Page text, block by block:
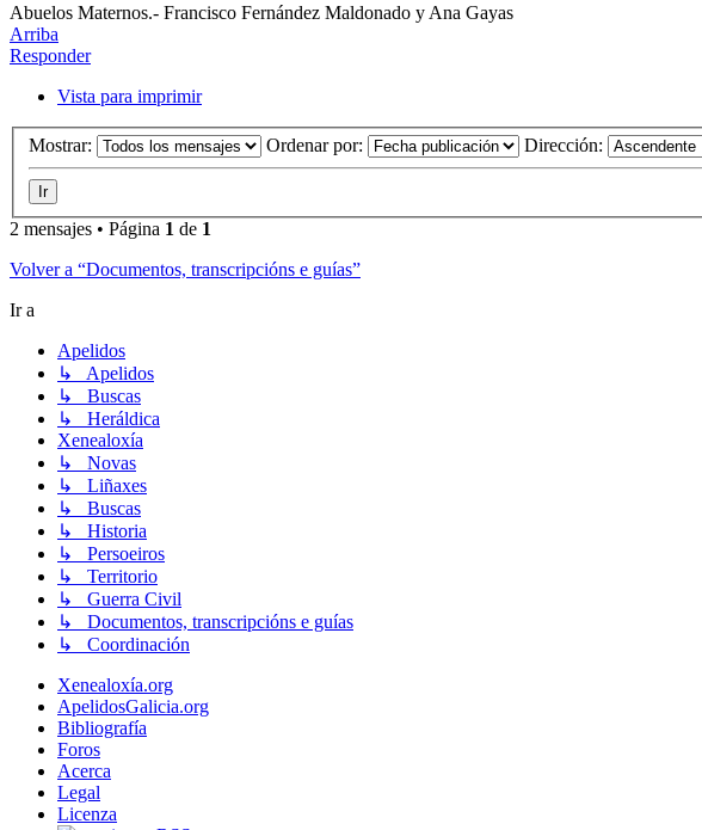
Abuelos Maternos.- Francisco Fernández Maldonado y Ana Gayas
Arriba
Responder
Vista para imprimir
Mostrar: Ordenar por: Dirección:
2 mensajes • Página 1 de 1
Volver a “Documentos, transcripcións e guías”
Ir a
Apelidos
↳ Apelidos
↳ Buscas
↳ Heráldica
Xenealoxía
↳ Novas
↳ Liñaxes
↳ Buscas
↳ Historia
↳ Persoeiros
↳ Territorio
↳ Guerra Civil
↳ Documentos, transcripcións e guías
↳ Coordinación
Xenealoxía.org
ApelidosGalicia.org
Bibliografía
Foros
Acerca
Legal
Licenza